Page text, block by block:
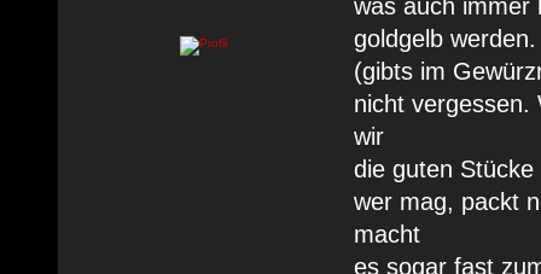
was auch immer
goldgelb
(gibts im
nicht vergessen.
wir
die guten
wer mag, packt
macht
es sogar fast